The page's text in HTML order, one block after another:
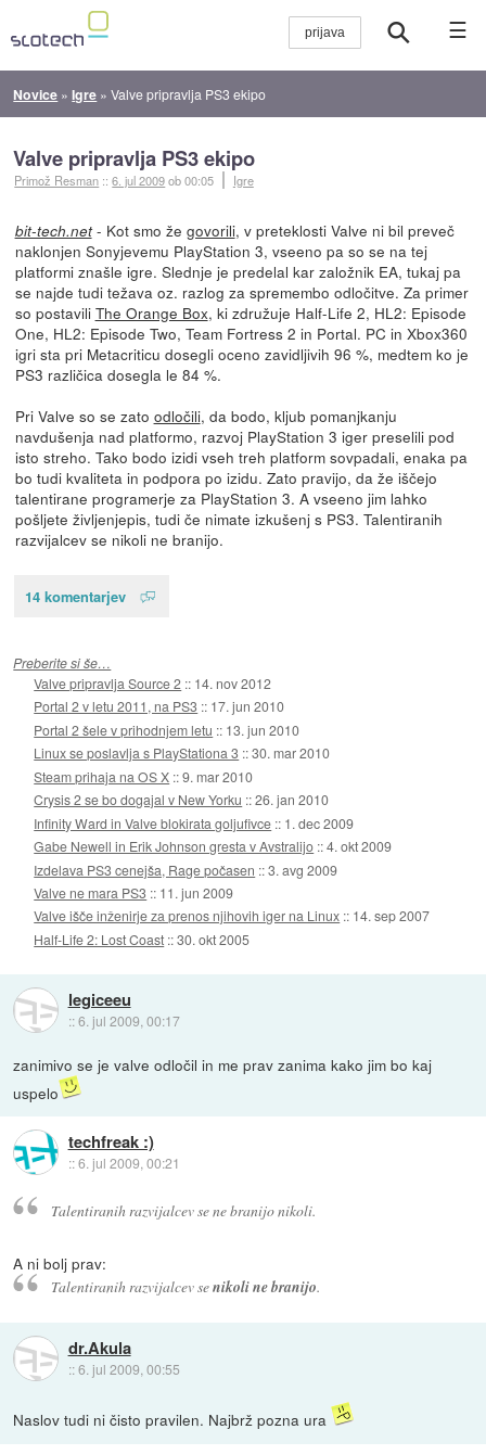
☰
Novice »Igre »Valve pripravlja PS3 ekipo
Valve pripravlja PS3 ekipo
Primož Resman ::6. jul 2009ob 00:05 Igre
bit-tech.net- Kot smo že govorili, v preteklosti Valve ni bil preveč
naklonjen Sonyjevemu PlayStation 3, vseeno pa so se na tej
platformi znašle igre. Slednje je predelal kar založnik EA, tukaj pa
se najde tudi težava oz. razlog za spremembo odločitve. Za primer
so postavili The Orange Box, ki združuje Half-Life 2, HL2: Episode
One, HL2: Episode Two, Team Fortress 2 in Portal. PC in Xbox360
igri sta pri Metacriticu dosegli oceno zavidljivih 96 %, medtem ko je
PS3 različica dosegla le 84 %.
Pri Valve so se zato odločili, da bodo, kljub pomanjkanju
navdušenja nad platformo, razvoj PlayStation 3 iger preselili pod
isto streho. Tako bodo izidi vseh treh platform sovpadali, enaka pa
bo tudi kvaliteta in podpora po izidu. Zato pravijo, da že iščejo
talentirane programerje za PlayStation 3. A vseeno jim lahko
pošljete življenjepis, tudi če nimate izkušenj s PS3. Talentiranih
razvijalcev se nikoli ne branijo.
14 komentarjev
Preberite si še…
Valve pripravlja Source 2 :: 14. nov 2012
Portal 2 v letu 2011, na PS3 :: 17. jun 2010
Portal 2 šele v prihodnjem letu :: 13. jun 2010
Linux se poslavlja s PlayStationa 3 ::30. mar 2010
Steam prihaja na OS X ::9. mar 2010
Crysis 2 se bo dogajal v New Yorku ::26. jan 2010
Infinity Ward in Valve blokirata goljufivce :: 1. dec 2009
Gabe Newell in Erik Johnson gresta v Avstralijo ::4. okt 2009
Izdelava PS3 cenejša, Rage počasen ::3. avg 2009
Valve ne mara PS3 :: 11. jun 2009
Valve išče inženirje za prenos njihovih iger na Linux :: 14. sep 2007
Half-Life 2: Lost Coast ::30. okt 2005
legiceeu
::6. jul 2009, 00:17
zanimivo se je valve odločil in me prav zanima kako jim bo kaj
uspelo
techfreak :)
::6. jul 2009, 00:21
Talentiranih razvijalcev se ne branijo nikoli.
A ni bolj prav:
Talentiranih razvijalcev senikoli ne branijo.
dr.Akula
::6. jul 2009, 00:55
Naslov tudi ni čisto pravilen. Najbrž pozna ura